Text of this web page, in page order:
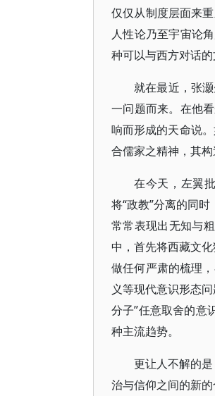
仅仅从制度层面来
人性论乃至宇宙论
种可以与西方对话的
就在最近，张
一问题而来。在他
响而形成的天命说
合儒家之精神，其
在今天，左翼
将“政教”分离的同
常常表现出无知与
中，首先将西藏文
做任何严肃的梳理
义等现代意识形态
分子”任意取舍的意
种主流趋势。
更让人不解的
治与信仰之间的新